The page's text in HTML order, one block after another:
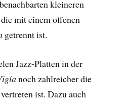
kleineren
mit einem offenen
getrennt ist.
Jazz-Platten in der
noch zahlreicher die
ist. Dazu auch